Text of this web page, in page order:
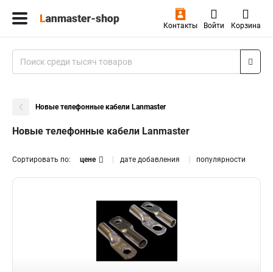
Контакты Войти Корзина
Новые телефонные кабели Lanmaster
Новые телефонные кабели Lanmaster
Сортировать по: цене дате добавления популярности